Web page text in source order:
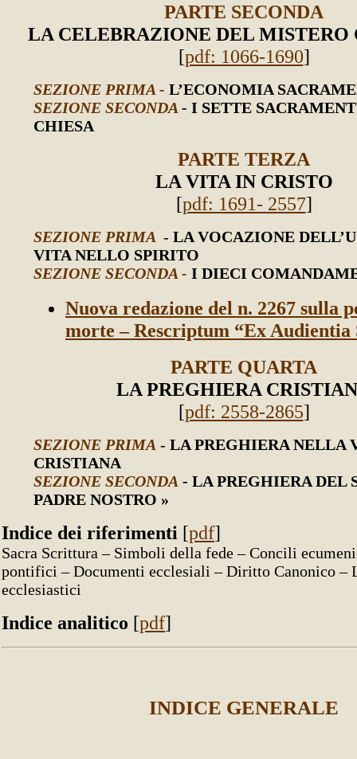
PARTE SECONDA
LA CELEBRAZIONE DEL MISTERO
[pdf: 1066-1690]
SEZIONE PRIMA - L’ECONOMIA
SEZIONE SECONDA - I SETTE
CHIESA
PARTE TERZA
LA VITA IN CRISTO
[pdf: 1691- 2557]
SEZIONE PRIMA - LA VOCAZIONE
VITA NELLO SPIRITO
SEZIONE SECONDA - I DIECI
Nuova redazione del n. 2267 sulla
morte – Rescriptum “Ex Audientia
PARTE QUARTA
LA PREGHIERA
[pdf: 2558-2865]
SEZIONE PRIMA - LA PREGHIERA NELLA
CRISTIANA
SEZIONE SECONDA - LA PREGHIERA DEL
PADRE NOSTRO »
Indice dei riferimenti [pdf]
Sacra Scrittura – Simboli della fede – Concili
pontifici – Documenti ecclesiali – Diritto Canonico –
ecclesiastici
Indice analitico [pdf]
INDICE GENERALE